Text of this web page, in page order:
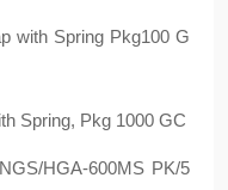
with Spring Pkg100 G
Spring, Pkg 1000 GC
HGA-600MS PK/5